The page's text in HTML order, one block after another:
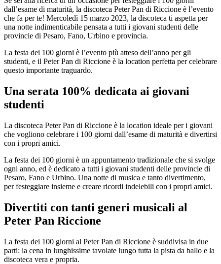
dall’esame di maturità, la discoteca Peter Pan di Riccione è l’evento
che fa per te! Mercoledì 15 marzo 2023, la discoteca ti aspetta per
una notte indimenticabile pensata a tutti i giovani studenti delle
provincie di Pesaro, Fano, Urbino e provincia.
La festa dei 100 giorni è l’evento più atteso dell’anno per gli
studenti, e il Peter Pan di Riccione è la location perfetta per celebrare
questo importante traguardo.
Una serata 100% dedicata ai giovani
studenti
La discoteca Peter Pan di Riccione è la location ideale per i giovani
che vogliono celebrare i 100 giorni dall’esame di maturità e divertirsi
con i propri amici.
La festa dei 100 giorni è un appuntamento tradizionale che si svolge
ogni anno, ed è dedicato a tutti i giovani studenti delle provincie di
Pesaro, Fano e Urbino. Una notte di musica e tanto divertimento,
per festeggiare insieme e creare ricordi indelebili con i propri amici.
Divertiti con tanti generi musicali al
Peter Pan Riccione
La festa dei 100 giorni al Peter Pan di Riccione è suddivisa in due
parti: la cena in lunghissime tavolate lungo tutta la pista da ballo e la
discoteca vera e propria.